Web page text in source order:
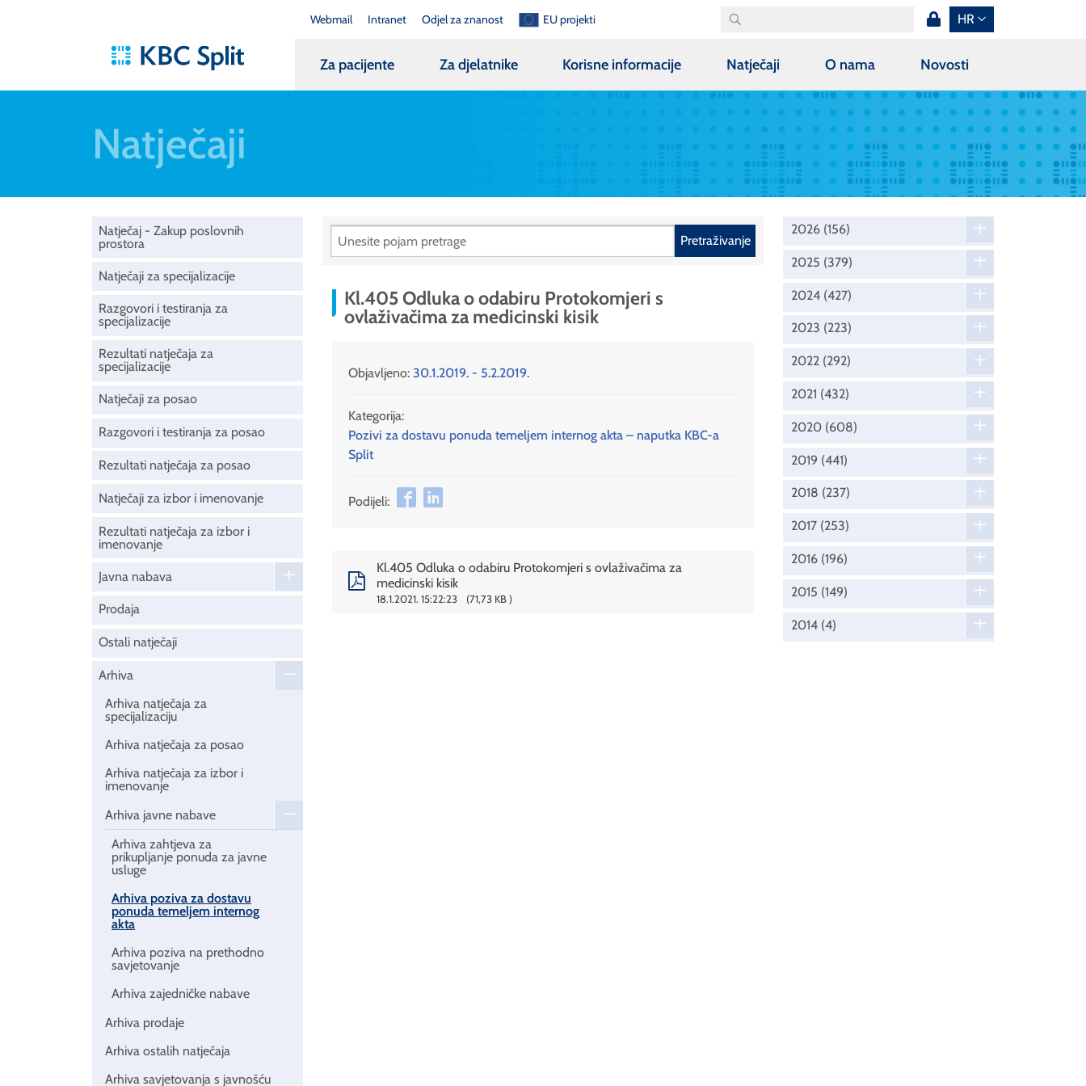
Webmail Intranet Odjel za znanost EU projekti HR
Za pacijente Za djelatnike Korisne informacije Natječaji O nama Novosti
Natječaji
Natječaj - Zakup poslovnih
prostora
Natječaji za specijalizacije
Razgovori i testiranja za
specijalizacije
Rezultati natječaja za
specijalizacije
Natječaji za posao
Razgovori i testiranja za posao
Rezultati natječaja za posao
Natječaji za izbor i imenovanje
Rezultati natječaja za izbor i
imenovanje
Javna nabava
Prodaja
Ostali natječaji
Arhiva
Arhiva natječaja za
specijalizaciju
Arhiva natječaja za posao
Arhiva natječaja za izbor i
imenovanje
Arhiva javne nabave
Arhiva zahtjeva za
prikupljanje ponuda za javne
usluge
Arhiva poziva za dostavu
ponuda temeljem internog
akta
Arhiva poziva na prethodno
savjetovanje
Arhiva zajedničke nabave
Arhiva prodaje
Arhiva ostalih natječaja
Arhiva savjetovanja s javnošću
Pretraživanje
Kl.405 Odluka o odabiru Protokomjeri s
ovlaživačima za medicinski kisik
Objavljeno: 30.1.2019. - 5.2.2019.
Kategorija:
Pozivi za dostavu ponuda temeljem internog akta – naputka KBC-a
Split
Podijeli:
Kl.405 Odluka o odabiru Protokomjeri s ovlaživačima za
medicinski kisik
18.1.2021. 15:22:23 71,73 KB
2026 (156)
2025 (379)
2024 (427)
2023 (223)
2022 (292)
2021 (432)
2020 (608)
2019 (441)
2018 (237)
2017 (253)
2016 (196)
2015 (149)
2014 (4)